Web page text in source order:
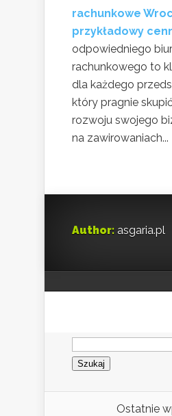
rachunkowe
przykładowy
odpowiedniego
rachunkowego to
dla każdego
który pragnie
rozwoju swojego
na zawirowaniach...
Author: asgaria.pl
Szukaj:
Ostatnie